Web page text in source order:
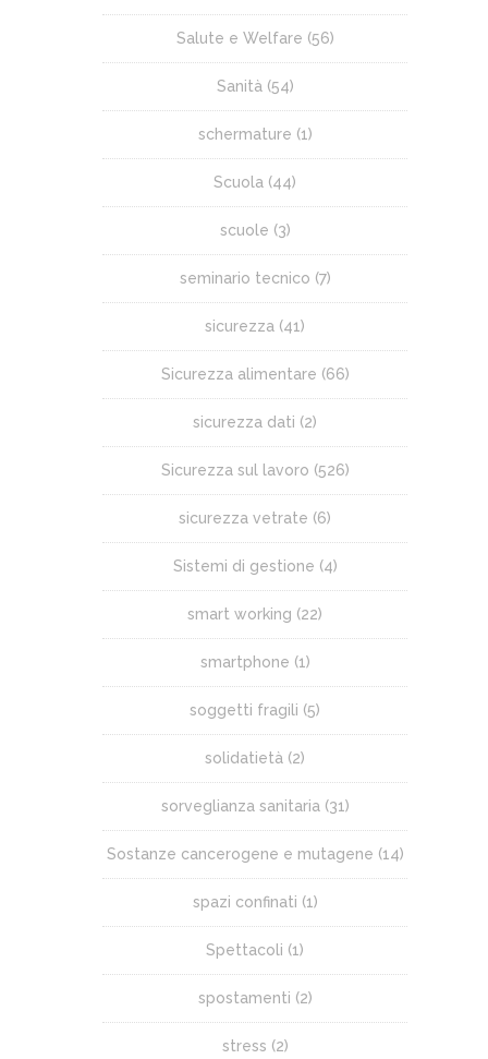
Salute e Welfare (56)
Sanità (54)
schermature (1)
Scuola (44)
scuole (3)
seminario tecnico (7)
sicurezza (41)
Sicurezza alimentare (66)
sicurezza dati (2)
Sicurezza sul lavoro (526)
sicurezza vetrate (6)
Sistemi di gestione (4)
smart working (22)
smartphone (1)
soggetti fragili (5)
solidatietà (2)
sorveglianza sanitaria (31)
Sostanze cancerogene e mutagene (14)
spazi confinati (1)
Spettacoli (1)
spostamenti (2)
stress (2)